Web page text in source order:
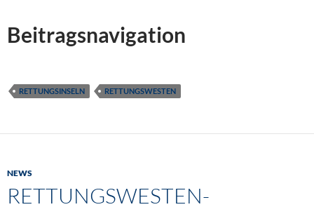
Beitragsnavigation
RETTUNGSINSELN RETTUNGSWESTEN
NEWS
RETTUNGSWESTEN-